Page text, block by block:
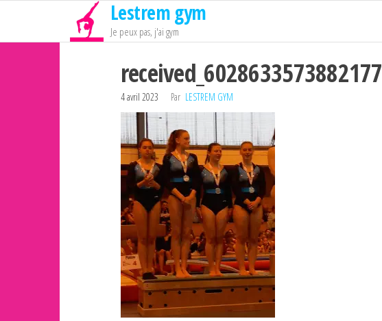
contenu
Lestrem gym
Je peux pas, j'ai gym
received_6028633573882177
4 avril 2023 Par LESTREM GYM